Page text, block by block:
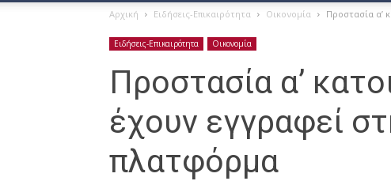
Αρχική Ειδήσεις-Επικαιρότητα Οικονομία Προστασία α’
Ειδήσεις-Επικαιρότητα Οικονομία
Προστασία α’
έχουν εγγραφεί
πλατφόρμα